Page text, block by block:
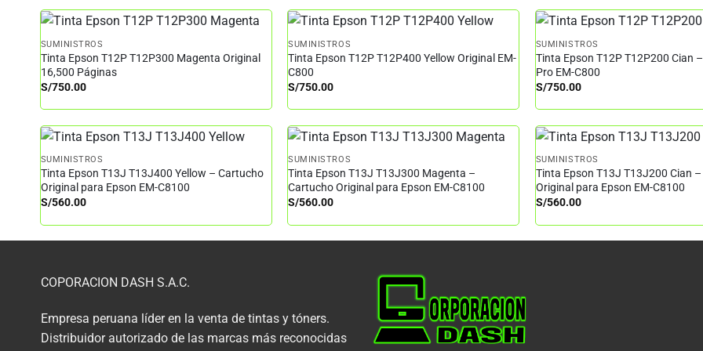
SUMINISTROS
Tinta Epson T12P T12P300 Magenta Original
16,500 Páginas
S/750.00
SUMINISTROS
Tinta Epson T12P T12P400 Yellow Original EM-
C800
S/750.00
SUMINISTROS
Tinta Epson T12P T12P200 Cian
Pro EM-C800
S/750.00
SUMINISTROS
Tinta Epson T13J T13J400 Yellow – Cartucho
Original para Epson EM-C8100
S/560.00
SUMINISTROS
Tinta Epson T13J T13J300 Magenta –
Cartucho Original para Epson EM-C8100
S/560.00
SUMINISTROS
Tinta Epson T13J T13J200 Cian
Original para Epson EM-C8100
S/560.00
COPORACION DASH S.A.C.
Empresa peruana líder en la venta de tintas y tóners.
Distribuidor autorizado de las marcas más reconocidas